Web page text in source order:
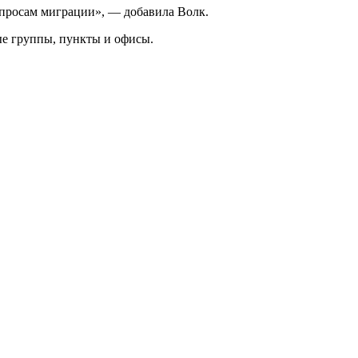
миграции», — добавила Волк.
группы, пункты и офисы.